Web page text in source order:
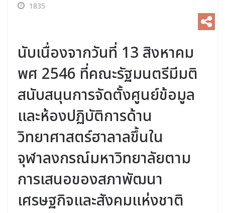
1835
นับเนื่องจากวันที่ 13 สิงหาคม
พศ 2546 ที่คณะรัฐมนตรีมีมติ
สนับสนุนการจัดตั้งศูนย์ข้อมูล
และห้องปฏิบัติการด้าน
วิทยาศาสตร์ฮาลาลขึ้นใน
จุฬาลงกรณ์มหาวิทยาลัยตาม
การเสนอของสภาพัฒนา
เศรษฐกิจและสังคมแห่งชาติ